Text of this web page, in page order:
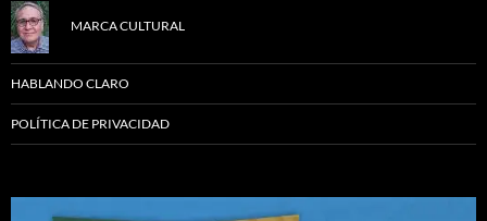
MARCA CULTURAL
HABLANDO CLARO
POLÍTICA DE PRIVACIDAD